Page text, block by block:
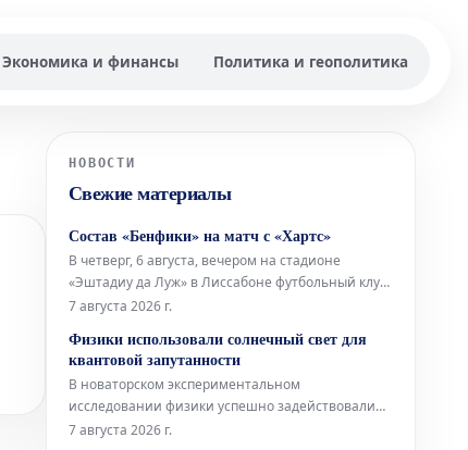
Экономика и финансы Политика и геополитика
НОВОСТИ
Свежие материалы
Состав «Бенфики» на матч с «Хартс»
В четверг, 6 августа, вечером на стадионе
«Эштадиу да Луж» в Лиссабоне футбольный клуб
«Бенфика» примет шотландский «Хартс» в рамках
раунда Лиги Европы. Стартовый состав
«Бенфики» Вратарь: Самуэл Соареш Защитники:
Александер Ба
7 августа 2026 г.
Физики использовали солнечный свет для
квантовой запутанности
В новаторском экспериментальном
исследовании физики успешно задействовали
концентрированное солнечное излучение для
7 августа 2026 г.